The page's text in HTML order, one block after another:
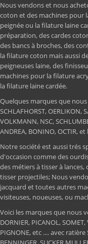
Nous vendons et nous
coton et des machines pour
peignée ou la filature laine
préparation, des cardes
des bancs à broches, des
la filature coton mais aussi
peigneuses laine, des
machines pour la filature
la filature laine cardée.
Quelques marques que nous
SCHLAFHORST, OERLIKON,
VOLKMANN, NSC,
ANDREA, BONINO, OCTIR,
Notre société est aussi trés
d'occasion comme des
des métiers à tisser à
tisser projectiles; Nous
jacquard et toutes autres
visiteuses, noueuses, ou
Voici les marques que nous
DORNIER, PICANOL,
PIGNONE, etc .... avec